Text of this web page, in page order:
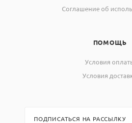
Соглашение об
ПОМОЩЬ
Условия
Условия
ПОДПИСАТЬСЯ НА РАССЫЛКУ